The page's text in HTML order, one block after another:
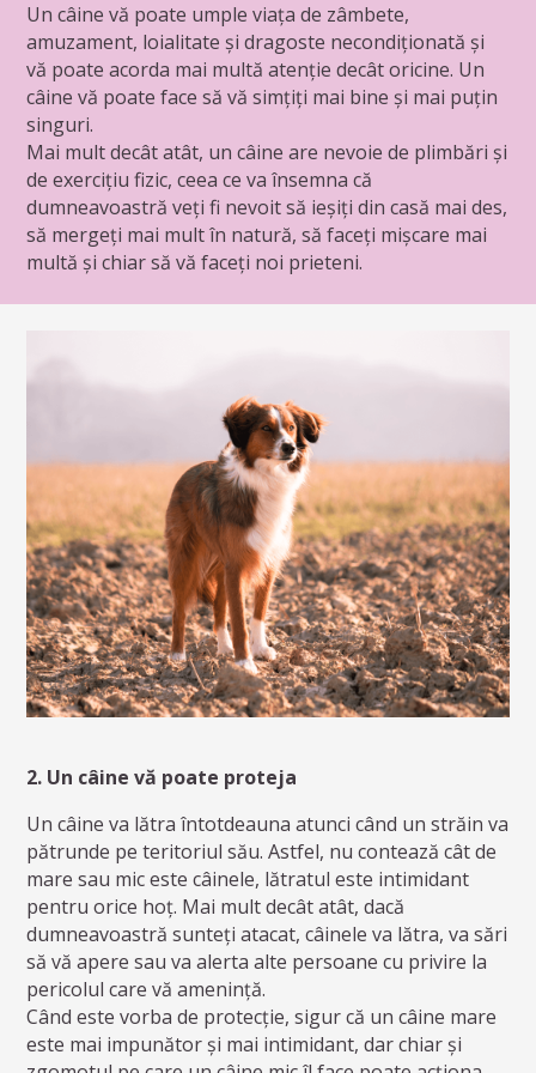
Un câine vă poate umple viața de zâmbete,
amuzament, loialitate și dragoste necondiționată și
vă poate acorda mai multă atenție decât oricine. Un
câine vă poate face să vă simțiți mai bine și mai puțin
singuri.
Mai mult decât atât, un câine are nevoie de plimbări și
de exercițiu fizic, ceea ce va însemna că
dumneavoastră veți fi nevoit să ieșiți din casă mai des,
să mergeți mai mult în natură, să faceți mișcare mai
multă și chiar să vă faceți noi prieteni.
2. Un câine vă poate proteja
Un câine va lătra întotdeauna atunci când un străin va
pătrunde pe teritoriul său. Astfel, nu contează cât de
mare sau mic este câinele, lătratul este intimidant
pentru orice hoț. Mai mult decât atât, dacă
dumneavoastră sunteți atacat, câinele va lătra, va sări
să vă apere sau va alerta alte persoane cu privire la
pericolul care vă amenință.
Când este vorba de protecție, sigur că un câine mare
este mai impunător și mai intimidant, dar chiar și